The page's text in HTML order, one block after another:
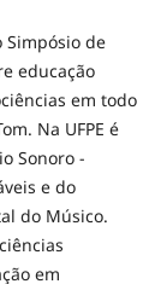
Simpósio de
educação
em todo
Na UFPE é
Sonoro -
e do
do Músico.
em